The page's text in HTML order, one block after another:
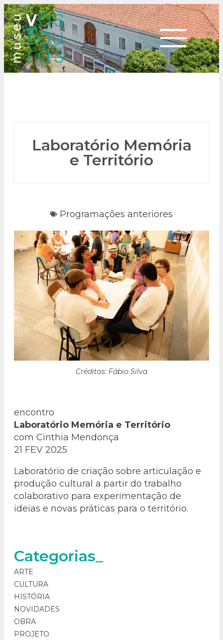
Laboratório Memória
e Território
Programações anteriores
Créditos: Fábio Silva
encontro
Laboratório Memória e Território
com Cinthia Mendonça
21 FEV 2025
Laboratório de criação sobre articulação e
produção cultural a partir do trabalho
colaborativo para experimentação de
ideias e novas práticas para o território.
Categorias_
ARTE
CULTURA
HISTÓRIA
NOVIDADES
OBRA
PROJETO